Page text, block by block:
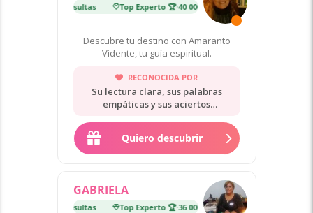
40 000 consultas Top Experto 🏆·40 000 consultas
Descubre tu destino con Amaranto
Vidente, tu guía espiritual.
RECONOCIDA POR
Su lectura clara, sus palabras
empáticas y sus aciertos
Quiero descubrir
GABRIELA
36 000 consultas Top Experto 🏆·36 000 consultas